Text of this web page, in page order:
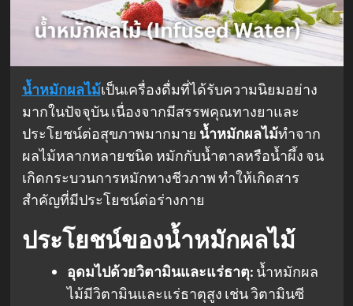
น้ำหมักผลไม้เป็นเครื่องดื่มที่ได้รับความนิยมอย่าง
มากในปัจจุบัน เนื่องจากมีสรรพคุณทางยาและ
ประโยชน์ต่อสุขภาพมากมาย น้ำหมักผลไม้ทำจาก
ผลไม้หลากหลายชนิด หมักกับน้ำตาลหรือน้ำผึ้ง จน
เกิดกระบวนการหมักทางชีวภาพ ทำให้เกิดสาร
สำคัญที่มีประโยชน์ต่อร่างกาย
ประโยชน์ของน้ำหมักผลไม้
อุดมไปด้วยวิตามินและแร่ธาตุ: น้ำหมักผล
ไม้มีวิตามินและแร่ธาตุสูง เช่น วิตามินซี